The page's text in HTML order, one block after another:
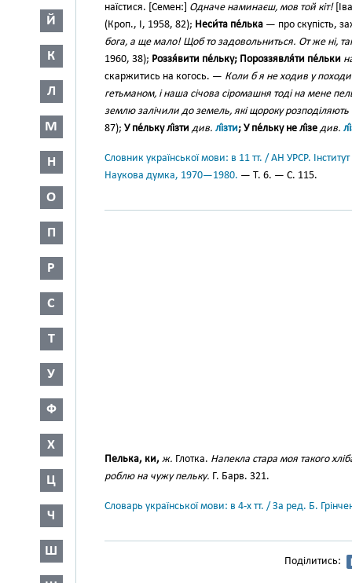
Й
К
Л
М
Н
О
П
Р
С
Т
У
Ф
Х
Ц
Ч
Ш
наїстися. [Семен:] Одначе наминаєш, мов той кіт!
(Кроп., І, 1958, 82); Неси́та пе́лька — про скупість,
бога, а ще мало! Щоб то задовольниться. От же ні,
1960, 38); Роззя́вити пе́льку; Пороззявля́ти пе́льки
скаржитись на когось. — Коли б я не ходив у походи
гетьманом, і наша січова сіромашня тоді на мене
землю залічили до земель, які щороку
87); У пе́льку лі́зти див. лі́зти; У пе́льку не лі́зе див.
Словник української мови: в 11 тт. / АН УРСР.
Наукова думка, 1970—1980. — Т. 6. — С. 115.
Пелька, ки, ж. Глотка. Напекла стара моя такого
роблю на чужу пельку. Г. Барв. 321.
Словарь української мови: в 4-х тт. / За ред. Б.
Поділитись: